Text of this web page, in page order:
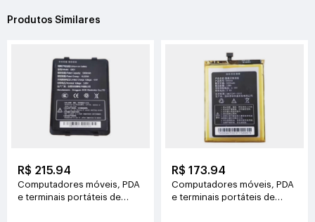
Produtos Similares
R$ 215.94
Computadores móveis, PDA
e terminais portáteis de
R$ 173.94
Computadores móveis, PDA
e terminais portáteis de